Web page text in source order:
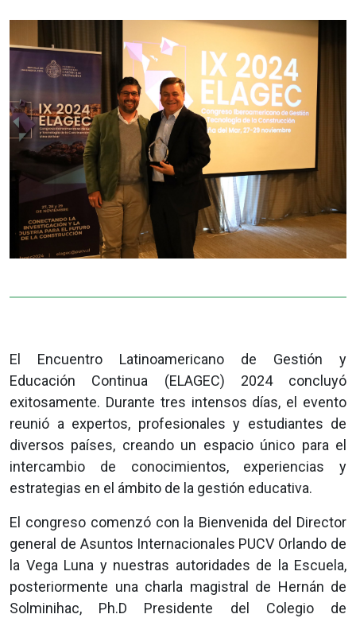
El Encuentro Latinoamericano de Gestión y
Educación Continua (ELAGEC) 2024 concluyó
exitosamente. Durante tres intensos días, el evento
reunió a expertos, profesionales y estudiantes de
diversos países, creando un espacio único para el
intercambio de conocimientos, experiencias y
estrategias en el ámbito de la gestión educativa.
El congreso comenzó con la Bienvenida del Director
general de Asuntos Internacionales PUCV Orlando de
la Vega Luna y nuestras autoridades de la Escuela,
posteriormente una charla magistral de Hernán de
Solminihac, Ph.D Presidente del Colegio de